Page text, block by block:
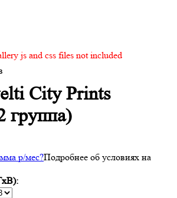
js and css files not included
City Prints
группа)
р/мес?Подробнее об условиях на